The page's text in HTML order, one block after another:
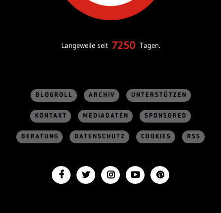
Langeweile seit 7250 Tagen.
BLOGROLL ARCHIV UNTERSTÜTZEN
KONTAKT MEDIADATEN SPONSORED
BERATUNG DATENSCHUTZ COOKIES RSS